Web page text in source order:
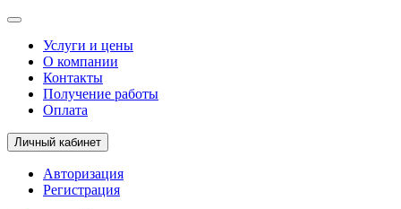
Услуги и цены
О компании
Контакты
Получение работы
Оплата
Личный кабинет
Авторизация
Регистрация